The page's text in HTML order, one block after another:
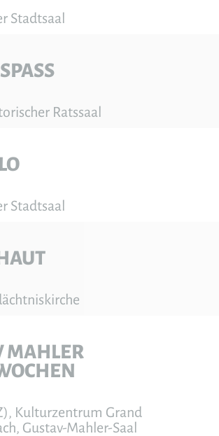
Stadtsaal
Ratssaal
Stadtsaal
MAHLER
Kulturzentrum Grand
Gustav-Mahler-Saal